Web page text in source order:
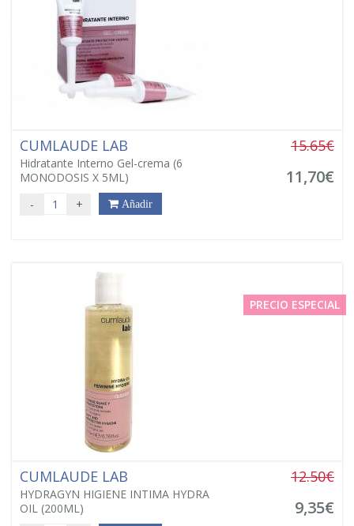
CUMLAUDE LAB
Hidratante Interno Gel-crema (6
MONODOSIS X 5ML)
15.65€
11,70€
- + Añadir
PRECIO ESPECIAL
CUMLAUDE LAB
HYDRAGYN HIGIENE INTIMA HYDRA
OIL (200ML)
12.50€
9,35€